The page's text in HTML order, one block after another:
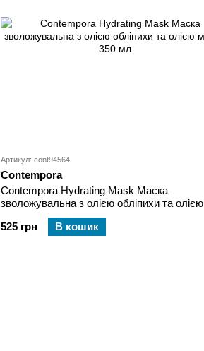
Артикул: cont94564
Contempora
Contempora Hydrating Mask Маска
зволожувальна з олією обліпихи та олією
манго 350 мл
525 грн
В кошик